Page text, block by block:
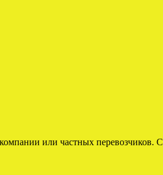
или частных перевозчиков.